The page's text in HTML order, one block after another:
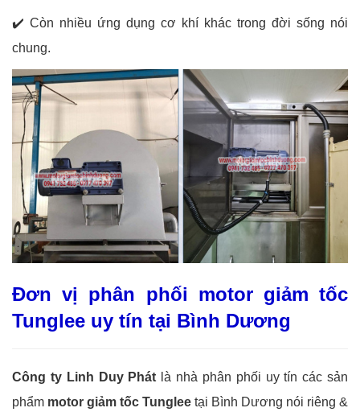
✔️ Còn nhiều ứng dụng cơ khí khác trong đời sống nói
chung.
Đơn vị phân phối motor giảm tốc
Tunglee uy tín tại Bình Dương
Công ty Linh Duy Phát là nhà phân phối uy tín các sản
phẩm motor giảm tốc Tunglee tại Bình Dương nói riêng &